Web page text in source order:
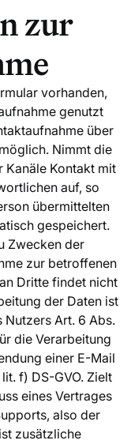
zur
vorhanden,
genutzt
über
Nimmt die
Kanäle Kontakt mit
auf, so
übermittelten
gespeichert.
Zwecken der
zur betroffenen
Dritte findet nicht
der Daten ist
Art. 6 Abs.
die Verarbeitung
einer E-Mail
f) DS-GVO. Zielt
eines Vertrages
also der
zusätzliche